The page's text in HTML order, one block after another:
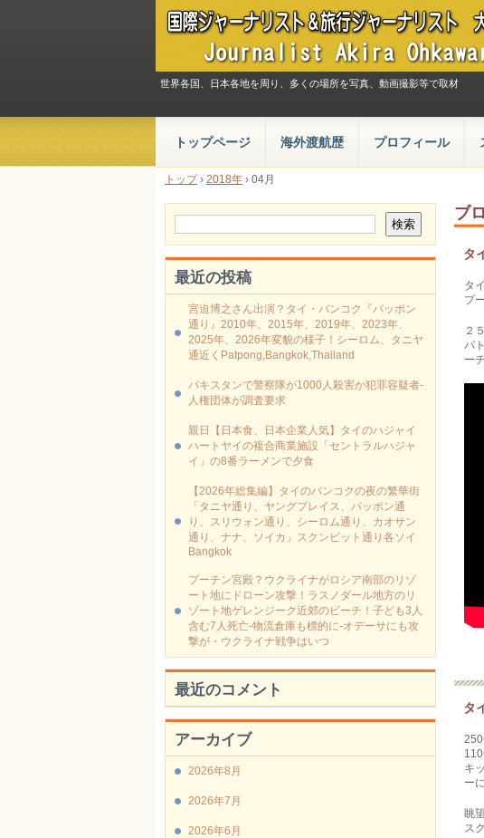
世界各国、日本各地を周り、多くの場所を写真、動画撮影等で取材
トップページ 海外渡航歴 プロフィール
トップ› 2018年 › 04月
ブ
タ
タ
プ
２
パ
ー
タ
キ
ーに
眺
ス
最近の投稿
宮迫博之さん出演？タイ・バンコク『パッポン
通り』2010年、2015年、2019年、2023年、
2025年、2026年変貌の様子！シーロム、タニヤ
通近くPatpong,Bangkok,Thailand
パキスタンで警察隊が1000人殺害か犯罪容疑者-
人権団体が調査要求
親日【日本食、日本企業人気】タイのハジャイ
ハートヤイの複合商業施設「セントラルハジャ
イ」の8番ラーメンで夕食
【2026年総集編】タイのバンコクの夜の繁華街
「タニヤ通り、ヤングプレイス、パッポン通
り、スリウォン通り、シーロム通り、カオサン
通り、ナナ、ソイカ」スクンビット通り各ソイ
Bangkok
プーチン宮殿？ウクライナがロシア南部のリゾ
ート地にドローン攻撃！ラスノダール地方のリ
ゾート地ゲレンジーク近郊のビーチ！子ども3人
含む7人死亡-物流倉庫も標的に‐オデーサにも攻
撃が・ウクライナ戦争はいつ
最近のコメント
アーカイブ
2026年8月
2026年7月
2026年6月